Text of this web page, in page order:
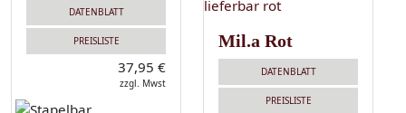
DATENBLATT
PREISLISTE
37,95 €
zzgl. Mwst
Mil.a Rot
DATENBLATT
PREISLISTE